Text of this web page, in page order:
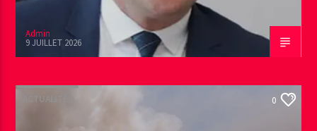
Admin
9 JUILLET 2026
ACTUALITÉS 0